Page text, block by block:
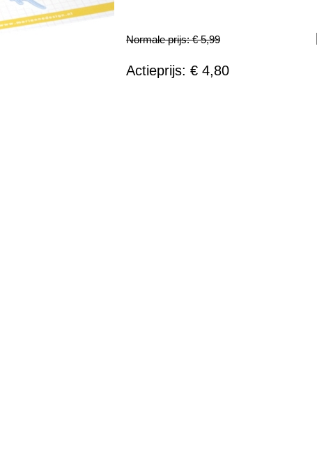
Normale prijs: € 5,99
Actieprijs: € 4,80